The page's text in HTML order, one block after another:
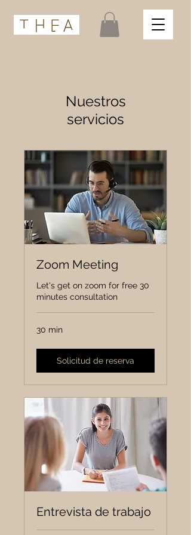
Nuestros
servicios
Zoom Meeting
Let's get on zoom for free 30
minutes consultation
30 min
Solicitud de reserva
Entrevista de trabajo